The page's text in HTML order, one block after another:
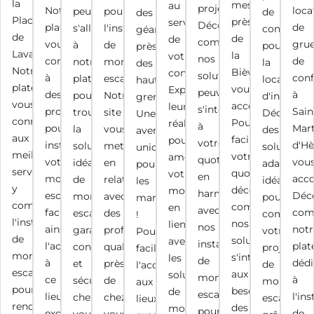
la
Place
de
Lavalette.
Notre
plateforme
vous
connecte
aux
meilleurs
services,
y
compris
l'installation
de
monte-
escaliers,
pour
rendre
Notre
plateforme
vous
connecte
à
des
professionnels
pour
installer
votre
monte-
escalier,
facilitant
ainsi
l'accès
à
ce
lieu
peut
s'allier
à
notre
plateforme
pour
trouver
la
solution
idéale
de
monte-
escalier,
garantissant
confort
et
sécurité
chez
pour
l'installation
de
monte-
escalier.
Notre
site
vous
met
en
relation
avec
des
professionnels
qualifiés
près
de
chez
des
géants"
près
des
hauteurs
grenobloises.
Une
aventure
unique
pour
les
marcheurs
!
Pour
faciliter
l'accès
aux
lieux
au
service
de
votre
confort.
Explorez
leurs
réalisations
pour
améliorer
votre
mobilité,
en
lien
avec
les
solutions
de
monte-
projets.
Découvrez
comment
nos
solutions
peuvent
s'intégrer
à
votre
quotidien,
en
harmonie
avec
nos
installations
de
monte-
escalier,
pour
mesure
près
de
la
Bièvre,
vous
accompagne.
Pour
faciliter
votre
quotidien,
découvrez
comment
nos
solutions
s'intègrent
aux
besoins
des
de
confiance
pour
la
location
des
solutions
adaptées,
idéales
pour
compléter
votre
projet
de
monte-
escalier
de
de
à
à